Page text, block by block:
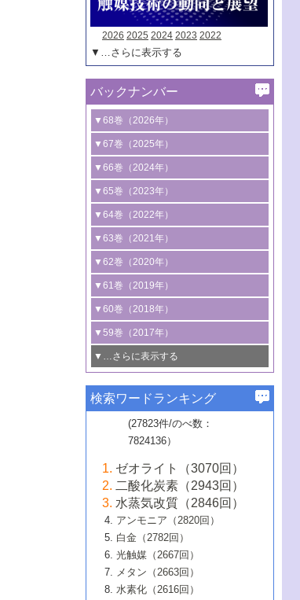
2026 2025 2024 2023 2022
▼…さらに表示する
バックナンバー
▼68巻（2026年）
1号 過酸化水素合成に関する研究動向
2号 コンピューター技術により加速する
触媒開発
3号 有機分子変換やCO 資源化のための
光触媒に関する最近の研究
B号 第137回触媒討論会（2026年）
▼67巻（2025年）
1号 CO
水素化によるグリーン燃料/グリ
ーンケミカル製造
2号 水素製造のための水分解技術に関す
る最近の研究
3号 オレフィン系樹脂の精密合成に関す
る最新技術
4号 アルコール類の効率的変換を実現す
る非貴金属触媒の研究動向
5号 ゼオライトの合成と応用における研
究動向
6号 ヘテロ接合界面
B号 第135回触媒討論会（2025年）
▼66巻（2024年）
1号 低次元ナノ構造を有する触媒材料
2号 規制反応場を活用した固体触媒研究
の新展開
3号 未踏分子変換を目指した酸化触媒プ
ロセスの最前線
4号 シンクロトロン放射光および中性子
線を利用した触媒解析技術の最先端
5号 単原子触媒
6号 参照触媒委員会からのお知らせ
B号 第133回触媒討論会（2023年）
▼65巻（2023年）
1号 炭素が関わる触媒機能
2号 プラスチックケミカルリサイクルの
ための触媒技術
3号 非酸化物系金属化合物を基盤とした
触媒材料の開発
4号 格子酸素・格子酸素欠陥を利用した
触媒反応
5号 生体触媒によるエネルギー変換反応
6号 窒素とリンの循環のための触媒・機
能性材料
▼64巻（2022年）
1号 合成ガス製造とCOを用いるケミカル
ズ合成の最新動向
2号 化学品合成のための合金触媒開発
3号 CO の排出削減および有効活用のた
めの触媒技術
4号 若手による情報発信企画～とびたて
若き触媒の研究者たち～（1）
若き触媒の研究者たち～（2）
6号 石油のノーブル・ユースを志向した
触媒技術
大学：オンライン・対面開催）
▼63巻（2021年）
1号 金触媒の新展開
2号 ペロブスカイト
3号 特殊反応場を利用した触媒的分子変
換反応
4号 多孔質材料を用いた触媒の新展開
5号 情報学的手法を用いた触媒開発
6号 カーボンニュートラルに向けた電解
技術
B号 第127回触媒討論会（2021年・オン
ライン開催(Zoom)のみ）
▼62巻（2020年）
1号 触媒設計を拓く欠陥構造のキャラク
タリゼーション
2号 機能化学品製造に資するクリーンな
触媒的酸化反応
3号 水処理のための触媒化学
4号 光触媒を用いた水分解の最新の研究
動向
5号 次世代の触媒プロセスを支えるマイ
6号 メタン転換技術の最新動向
B号 第125回触媒討論会（2020年・工学
院大学）
▼61巻（2019年）
1号 物質移動制御に着目した触媒プロセ
ス開発
2号 CO2 フリー水素サプライチェーンに
関わる触媒開発動向
3号 精密高分子合成に関する最近の研究
動向
4号 バイオマス化成品製造のための触媒
5号 固体触媒による含窒素有機化合物変
換の最前線
6号 貴金属使用量低減に向けた自動車排
ガス浄化触媒の開発
B号 第123回触媒討論会（2019年・大阪
▼60巻（2018年）
1号 固体酸触媒の最新の研究動向
2号 二酸化炭素からの有用化学品合成
3号 ナノ粒子・クラスター触媒の最前線
4号 60周年記念企画
5号 進化するゼオライト合成技術
6号 非貴金属系触媒における電気化学的
B号 第121回触媒討論会（2018年・東京
大学）
▼59巻（2017年）
1号 いたるところに，触媒
最先端技術
3号 無機分離膜材料の開発と触媒反応プ
ロセスへの適用
5号 水素のふるまいを解き明かす最先端
研究
6号 低級アルカンの有効利用のための触
媒技術
B号 第119回触媒討論会（2017年・首都
大学東京）
▼…さらに表示する
1号 ユニークな構造の高分子を生み出す触
2号 リグニンからの化成品製造に向けた触
媒技術
3号 触媒研究の最先端～とびたて若き研究
者たち～（1）
4号 触媒研究の最先端～とびたて若き研究
者たち～（2）
5号 触媒研究の最先端～とびたて若き研究
者たち～（3）
▼57巻（2015年）
1号 水素キャリアにかかわる触媒技術の新
2号 石油精製用触媒の最近の進展
3号 固体酸化物形燃料電池（SOFC）におけ
るアノード触媒上での燃料直接改質技術
4号 コアシェル構造の制御による触媒機能
5号 工業触媒およびその周辺技術の最近の
進歩
▼56巻（2014年）
2号 光触媒反応機構に関する最新の研究動
向
開発動向
4号 人工光合成に向けた近年のアプローチ
5号 未利用熱エネルギーの有効活用に貢献
する触媒技術
1号 高耐久性燃料電池システム用触媒にお
ける新展開
2号 リビングラジカル重合の最近の動向
3号 天然ガスの化学工業的展開に関する触
媒技術
4号 貴金属触媒の精密構造制御とその活用
▼54巻（2012年）
1号 規則性多孔体の利用技術における最近
の進歩
2号 第109回触媒討論会
3号 貴金属低減技術の最新動向
4号 貴金属代替技術の最新動向
▼53巻（2011年）
1号 金属学から見る合金触媒の新展開
2号 第107回触媒討論会
3号 触媒のその場観察法の進歩（１）
4号 触媒のその場観察法の進歩（２）
▼52巻（2010年）
1号 触媒の劣化対策と長寿命触媒開発
2号 第105回触媒討論会
3号 ナノ構造が拓く新機能
1号 炭素材料－熱い注目を集める材料－
2号 第103回触媒討論会
▼50巻（2008年）
1号 触媒化学と学会のこの10年，半世紀，
▼49巻（2007年）
検索ワードランキング
(27823件/のべ数：
7824136）
ゼオライト（3070回）
二酸化炭素（2943回）
水蒸気改質（2846回）
アンモニア（2820回）
白金（2782回）
光触媒（2667回）
メタン（2663回）
水素化（2616回）